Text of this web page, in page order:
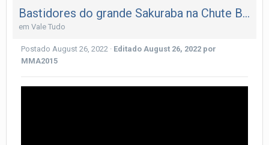
Bastidores do grande Sakuraba na Chute Boxe!!!
em Vale Tudo
Postado August 26, 2022 · Editado August 26, 2022 por
MMA2015